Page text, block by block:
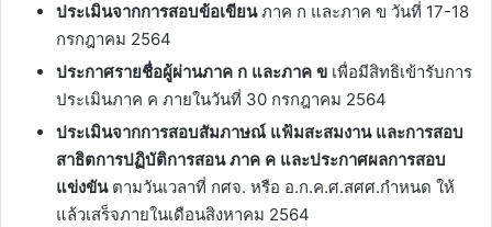
ประเมินจากการสอบข้อเขียนภาค ก และภาค ข วันที่ 17-18
กรกฎาคม 2564
ประกาศรายชื่อผู้ผ่านภาค ก และภาค ข เพื่อมีสิทธิเข้ารับการ
ประเมินภาค ค ภายในวันที่ 30 กรกฎาคม 2564
ประเมินจากการสอบสัมภาษณ์ แฟ้มสะสมงาน และการสอบ
สาธิตการปฏิบัติการสอน ภาค ค และประกาศผลการสอบ
แข่งขัน ตามวันเวลาที่ กศจ. หรือ อ.ก.ค.ศ.สศศ.กำหนด ให้
แล้วเสร็จภายในเดือนสิงหาคม 2564